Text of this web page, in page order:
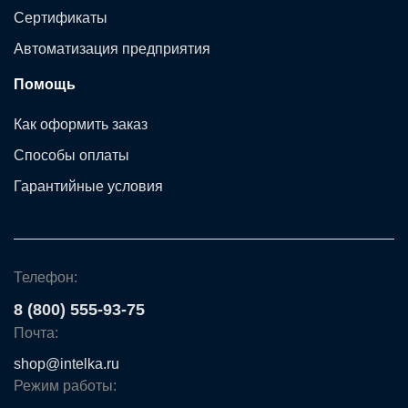
Сертификаты
Автоматизация предприятия
Помощь
Как оформить заказ
Способы оплаты
Гарантийные условия
Телефон:
8 (800) 555-93-75
Почта:
shop@intelka.ru
Режим работы: